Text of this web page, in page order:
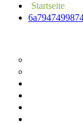
Startseite